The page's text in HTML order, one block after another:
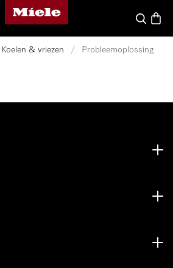
Miele homepage
Wat zoek
Koelen & vriezen / Probleemoplossing